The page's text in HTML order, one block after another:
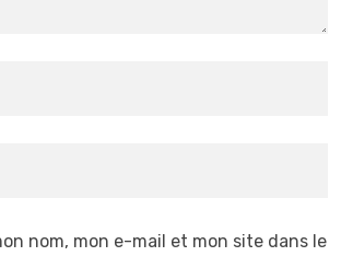
nom, mon e-mail et mon site dans le